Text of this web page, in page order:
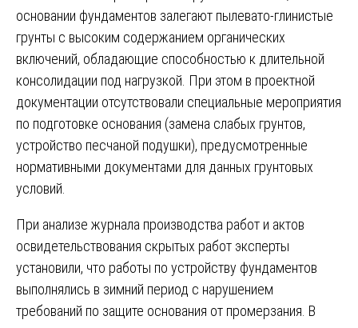
основании фундаментов залегают пылевато-глинистые
грунты с высоким содержанием органических
включений, обладающие способностью к длительной
консолидации под нагрузкой. При этом в проектной
документации отсутствовали специальные мероприятия
по подготовке основания (замена слабых грунтов,
устройство песчаной подушки), предусмотренные
нормативными документами для данных грунтовых
условий.
При анализе журнала производства работ и актов
освидетельствования скрытых работ эксперты
установили, что работы по устройству фундаментов
выполнялись в зимний период с нарушением
требований по защите основания от промерзания. В